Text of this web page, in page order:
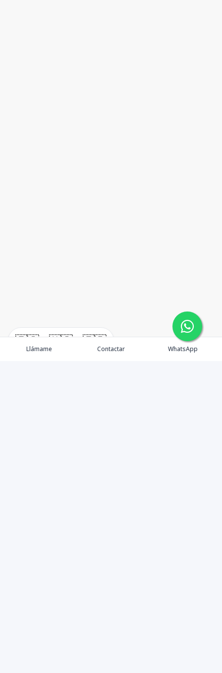
🇪🇸 🇺🇸 🇫🇷
Llámame Contactar WhatsApp